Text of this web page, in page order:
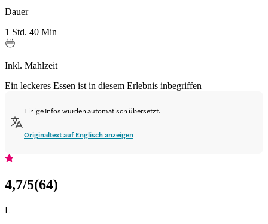
Dauer
1 Std. 40 Min
Inkl. Mahlzeit
Ein leckeres Essen ist in diesem Erlebnis inbegriffen
Einige Infos wurden automatisch übersetzt.
Originaltext auf Englisch anzeigen
4,7/5(64)
L